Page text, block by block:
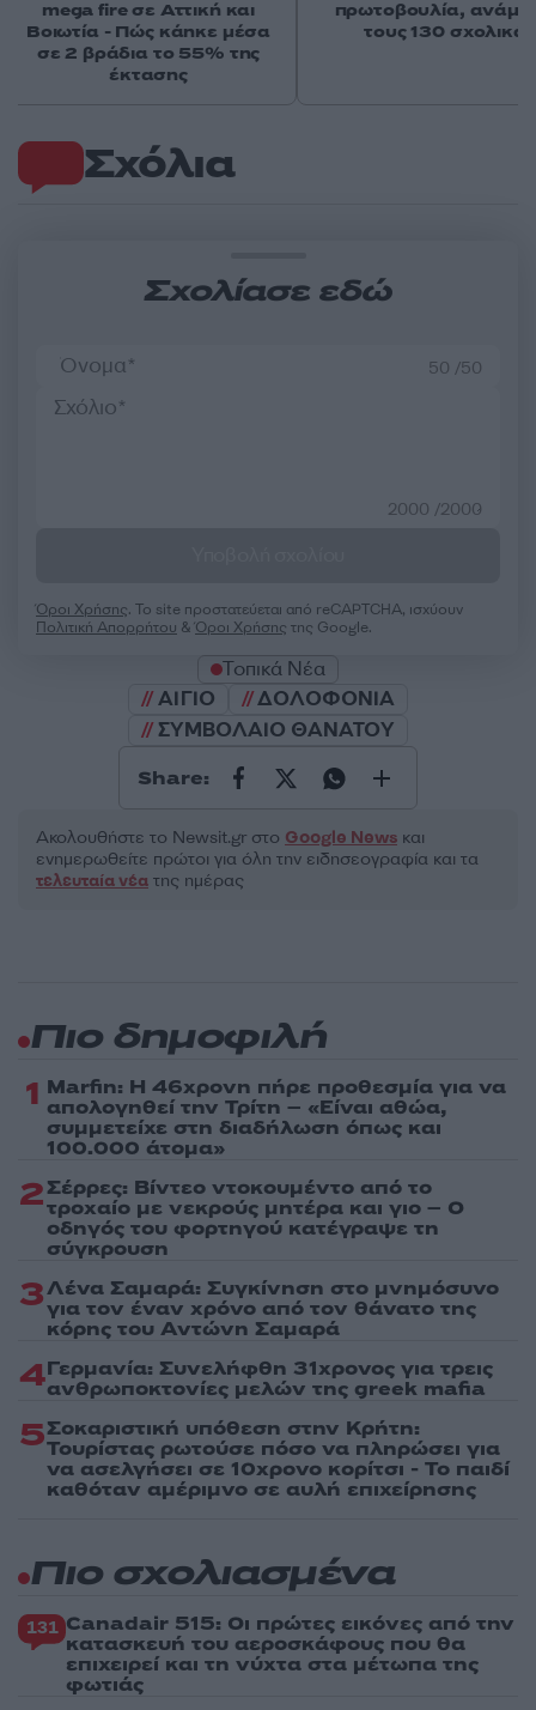
Σχόλια
Σχολίασε εδώ
50 /50
2000 /2000
Όροι Χρήσης. Το site προστατεύεται από reCAPTCHA, ισχύουν
Πολιτική Απορρήτου &Όροι Χρήσης της Google.
Τοπικά Νέα
ΑΙΓΙΟ
ΔΟΛΟΦΟΝΙΑ
ΣΥΜΒΟΛΑΙΟ ΘΑΝΑΤΟΥ
Share:
Ακολουθήστε το Νewsit.gr στο Google News και
ενημερωθείτε πρώτοι για όλη την ειδησεογραφία και τα
τελευταία νέα της ημέρας
mega fire σε Αττική και
Βοιωτία - Πώς κάηκε μέσα
σε 2 βράδια το 55% της
έκτασης
πρωτοβουλία,
τους 130 σχολικά
Πιο δημοφιλή
1 Marfin: Η 46χρονη πήρε προθεσμία για να
απολογηθεί την Τρίτη – «Είναι αθώα,
συμμετείχε στη διαδήλωση όπως και
100.000 άτομα»
2Σέρρες: Βίντεο ντοκουμέντο από το
τροχαίο με νεκρούς μητέρα και γιο – Ο
οδηγός του φορτηγού κατέγραψε τη
σύγκρουση
3Λένα Σαμαρά: Συγκίνηση στο μνημόσυνο
για τον έναν χρόνο από τον θάνατο της
κόρης του Αντώνη Σαμαρά
4Γερμανία: Συνελήφθη 31χρονος για τρεις
ανθρωποκτονίες μελών της greek mafia
5Σοκαριστική υπόθεση στην Κρήτη:
Τουρίστας ρωτούσε πόσο να πληρώσει για
να ασελγήσει σε 10χρονο κορίτσι - Το παιδί
καθόταν αμέριμνο σε αυλή επιχείρησης
Πιο σχολιασμένα
131 Canadair 515: Οι πρώτες εικόνες από την
κατασκευή του αεροσκάφους που θα
επιχειρεί και τη νύχτα στα μέτωπα της
φωτιάς